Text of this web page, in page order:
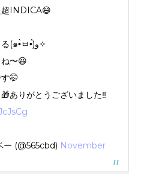
超INDICA😄
すーっとリラックスできる(๑•̀ㅂ•́)و✧
〜😆
🤭
ありがとうございました‼️
(@565cbd) November